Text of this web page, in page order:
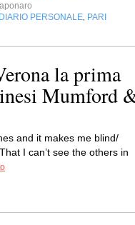
DIARIO PERSONALE PARI
la prima
Mumford
and it makes me blind/
I can’t see the others in